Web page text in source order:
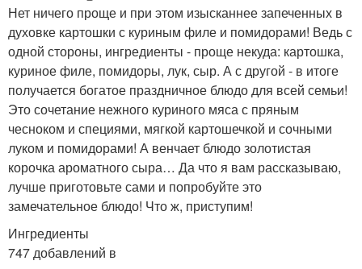
Нет ничего проще и при этом изысканнее запеченных в
духовке картошки с куриным филе и помидорами! Ведь с
одной стороны, ингредиенты - проще некуда: картошка,
куриное филе, помидоры, лук, сыр. А с другой - в итоге
получается богатое праздничное блюдо для всей семьи!
Это сочетание нежного куриного мяса с пряным
чесноком и специями, мягкой картошечкой и сочными
луком и помидорами! А венчает блюдо золотистая
корочка ароматного сыра… Да что я вам рассказываю,
лучше приготовьте сами и попробуйте это
замечательное блюдо! Что ж, приступим!
Ингредиенты
747 добавлений в